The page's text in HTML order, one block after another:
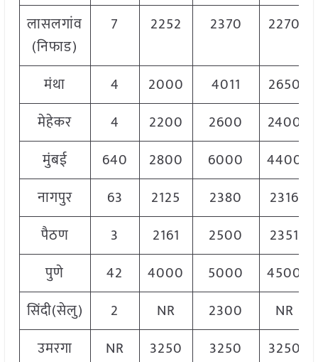
लासलगांव
(निफाड)
7 2252 2370 2270
मंथा 4 2000 4011
2650
मेहेकर
4 2200 2600
2400
मुंबई
640 2800 6000
4400
नागपुर
63 2125 2380
2316
पैठण
3 2161 2500
2351
पुणे
42 4000 5000
4500
सिंदी(सेलु)
2 NR 2300
NR
उमरगा
NR 3250 3250
3250